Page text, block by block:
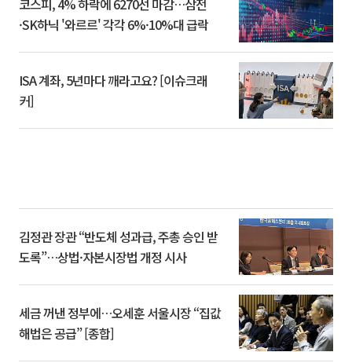
코스피, 4% 하락에 6270선 마감…삼전
·SK하닉 '와르르' 각각 6%·10%대 급락
ISA 계좌, 5년마다 깨라고요? [이슈크래
커]
김정관 장관 “반도체 성과급, 주총 승인 받
도록”…상법·자본시장법 개정 시사
세금 꺼낸 정부에…오세훈 서울시장 “집값
해법은 공급” [종합]